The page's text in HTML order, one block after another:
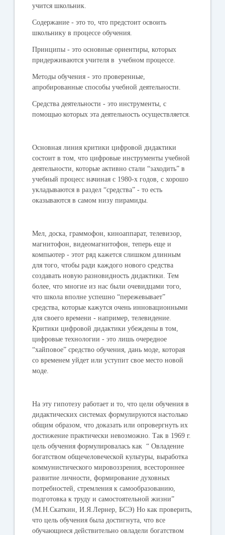
учится школьник.
Содержание - это то, что предстоит освоить
школьнику в процессе обучения.
Принципы - это основные ориентиры, которых
придерживаются учителя в учебном процессе.
Методы обучения - это проверенные,
апробированные способы учебной деятельности.
Средства деятельности - это инструменты, с
помощью которых эта деятельность осуществляется.
Основная линия критики цифровой дидактики
состоит в том, что цифровые инструменты учебной
деятельности, которые активно стали “заходить” в
учебный процесс начиная с 1980-х годов, с хорошо
укладываются в раздел “средства” - то есть
оказываются в самом низу пирамиды.
Мел, доска, граммофон, киноаппарат, телевизор,
магнитофон, видеомагнитофон, теперь еще и
компьютер - этот ряд кажется слишком длинным
для того, чтобы ради каждого нового средства
создавать новую разновидность дидактики. Тем
более, что многие из нас были очевидцами того,
что школа вполне успешно “пережевывает”
средства, которые кажутся очень инновационными
для своего времени - например, телевидение.
Критики цифровой дидактики убеждены в том,
цифровые технологии - это лишь очередное
“хайповое” средство обучения, дань моде, которая
со временем уйдет или уступит свое место новой
моде.
На эту гипотезу работает и то, что цели обучения в
дидактических системах формулируются настолько
общим образом, что доказать или опровергнуть их
достижение практически невозможно. Так в 1969 г.
цель обучения формулировалась как “ Овладение
богатством общечеловеческой культуры, выработка
коммунистического мировоззрения, всестороннее
развитие личности, формирование духовных
потребностей, стремления к самообразованию,
подготовка к труду и самостоятельной жизни”
(М.Н.Скаткин, И.Я.Лернер, БСЭ) Но как проверить,
что цель обучения была достигнута, что все
обучающиеся действительно овладели богатством